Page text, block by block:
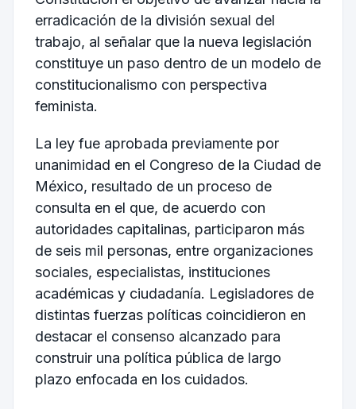
erradicación de la división sexual del
trabajo, al señalar que la nueva legislación
constituye un paso dentro de un modelo de
constitucionalismo con perspectiva
feminista.
La ley fue aprobada previamente por
unanimidad en el Congreso de la Ciudad de
México, resultado de un proceso de
consulta en el que, de acuerdo con
autoridades capitalinas, participaron más
de seis mil personas, entre organizaciones
sociales, especialistas, instituciones
académicas y ciudadanía. Legisladores de
distintas fuerzas políticas coincidieron en
destacar el consenso alcanzado para
construir una política pública de largo
plazo enfocada en los cuidados.